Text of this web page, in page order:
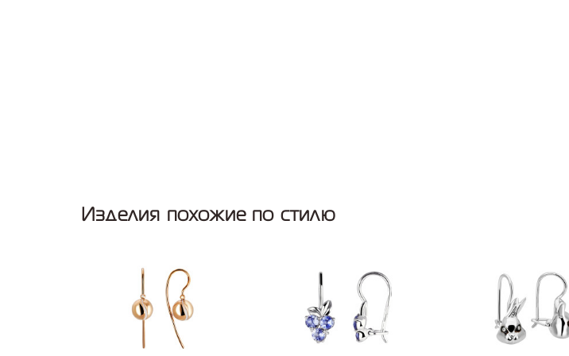
Изделия похожие по стилю